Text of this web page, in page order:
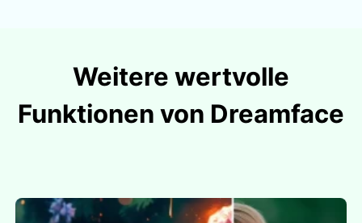
Weitere wertvolle
Funktionen von Dreamface